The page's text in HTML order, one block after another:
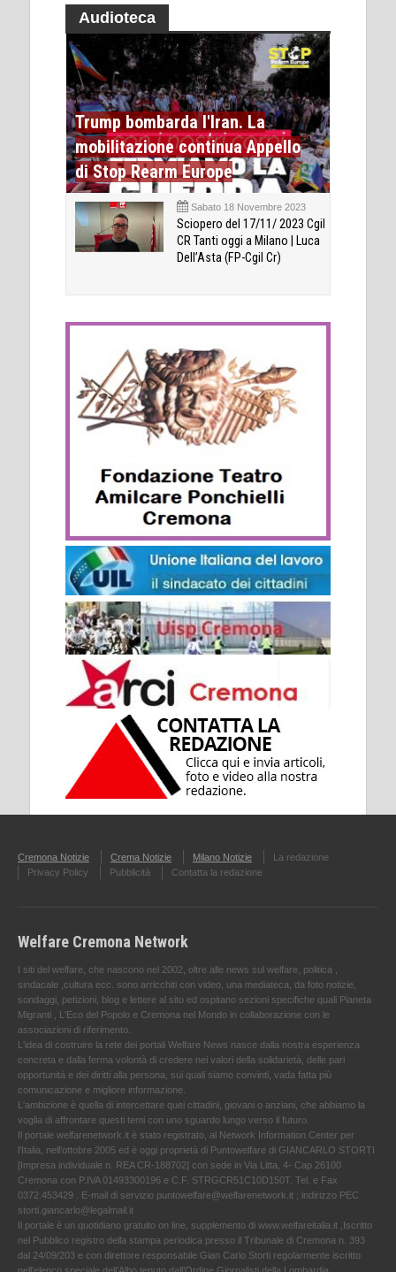
Audioteca
Trump bombarda l'Iran. La
mobilitazione continua Appello
di Stop Rearm Europe
Sabato 18 Novembre 2023
Sciopero del 17/11/ 2023 Cgil
CR Tanti oggi a Milano | Luca
Dell’Asta (FP-Cgil Cr)
Cremona Notizie Crema Notizie Milano Notizie
La redazione
Privacy Policy
Pubblicità Contatta la redazione
Welfare Cremona Network
I siti del welfare, che nascono nel 2002, oltre alle news sul welfare, politica ,
sindacale ,cultura ecc. sono arricchiti con video, una mediateca, da foto notizie,
sondaggi, petizioni, blog e lettere al sito ed ospitano sezioni specifiche quali Pianeta
Migranti , L'Eco del Popolo e Cremona nel Mondo in collaborazione con le
associazioni di riferimento.
L'idea di costruire la rete dei portali Welfare News nasce dalla nostra esperienza
concreta e dalla ferma volontà di credere nei valori della solidarietà, delle pari
opportunità e dei diritti alla persona, sui quali siamo convinti, vada fatta più
comunicazione e migliore informazione.
L'ambizione è quella di intercettare quei cittadini, giovani o anziani, che abbiamo la
voglia di affrontare questi temi con uno sguardo lungo verso il futuro.
Il portale welfarenetwork.it è stato registrato, al Network Information Center per
l'Italia, nell’ottobre 2005 ed è oggi proprietà di Puntowelfare di GIANCARLO STORTI
[Impresa individuale n. REA CR-188702] con sede in Via Litta, 4- Cap 26100
Cremona con P.IVA 01493300196 e C.F. STRGCR51C10D150T. Tel. e Fax
0372.453429 . E-mail di servizio puntowelfare@welfarenetwork.it ; indirizzo PEC
storti.giancarlo@legalmail.it
Il portale è un quotidiano gratuito on line, supplemento di www.welfareitalia.it ,Iscritto
nel Pubblico registro della stampa periodica presso il Tribunale di Cremona n. 393
dal 24/09/203 e con direttore responsabile Gian Carlo Storti regolarmente iscritto
nell’elenco speciale dell’Albo tenuto dall’Ordine Giornalisti della Lombardia.